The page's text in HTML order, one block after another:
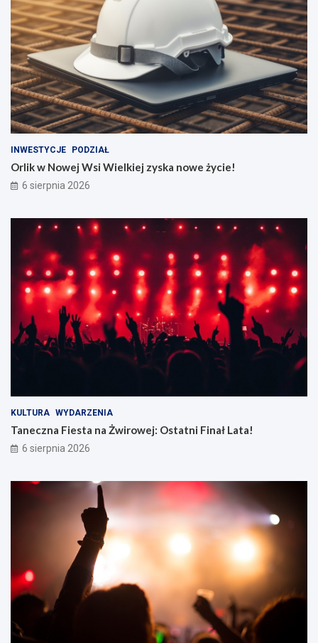
INWESTYCJE PODZIAŁ
Orlik w Nowej Wsi Wielkiej zyska nowe życie!
6 sierpnia 2026
KULTURA WYDARZENIA
Taneczna Fiesta na Żwirowej: Ostatni Finał Lata!
6 sierpnia 2026